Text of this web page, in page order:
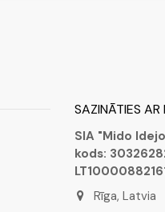
SAZINĀTIES AR
SIA "Mido
kods:
Rīga, Latvia